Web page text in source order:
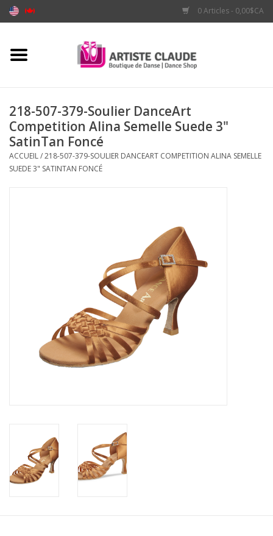
0 Articles - 0,00$CA
Accueil
Vêtements
Souliers
218-507-379-Soulier DanceArt
Competition Alina Semelle Suede 3"
SatinTan Foncé
ACCUEIL/218-507-379-SOULIER DANCEART COMPETITION ALINA SEMELLE
SUEDE 3" SATINTAN FONCÉ